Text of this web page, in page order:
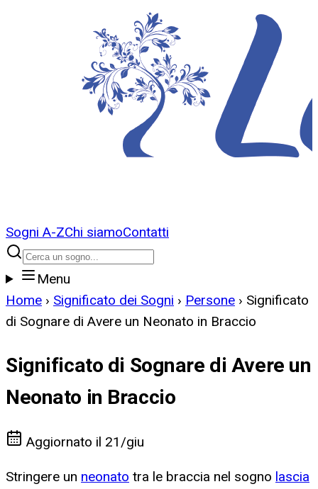
Sogni A-ZChi siamoContatti
Menu
Home › Significato dei Sogni › Persone › Significato
di Sognare di Avere un Neonato in Braccio
Significato di Sognare di Avere un
Neonato in Braccio
Aggiornato il 21/giu
Stringere un neonato tra le braccia nel sogno lascia